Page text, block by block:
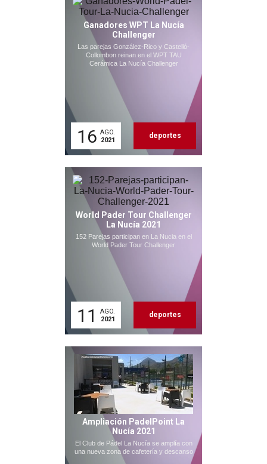
Ganadores WPT La Nucía
Challenger
Las parejas González-Rico y Castelló-
Collombon reinan en el WPT TAU
Cerámica La Nucía Challenger
16 AGO.
2021
deportes
World Pader Tour Challenger
La Nucía 2021
152 Parejas participan en La Nucia en el
World Pader Tour Challenger
11
AGO.
2021
deportes
Ampliación PadelPoint La
Nucía 2021
El Club de Pádel La Nucía se amplía con
una nueva zona de cafetería y descanso